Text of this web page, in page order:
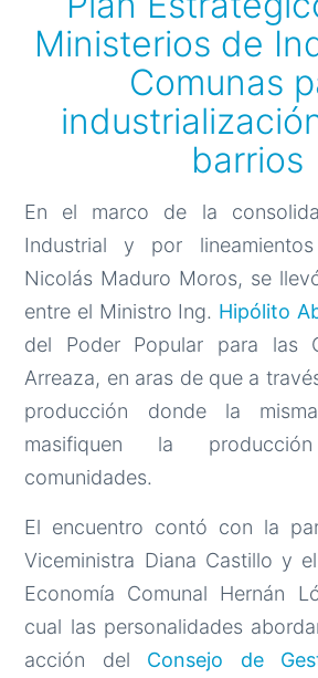
Ministerios de
Comunas
barrios
En el marco de la
Industrial y por
Nicolás Maduro Moros, se
entre el Ministro Ing. Hipólito
del Poder Popular para las
Arreaza, en aras de que a
producción donde la
masifiquen la
comunidades.
El encuentro contó con la
Viceministra Diana Castillo y
Economía Comunal Hernán
cual las personalidades
acción del Consejo de